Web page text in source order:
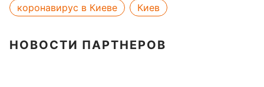
коронавирус в Киеве
Киев
НОВОСТИ ПАРТНЕРОВ